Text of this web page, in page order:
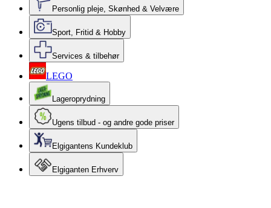
Personlig pleje, Skønhed & Velvære
Sport, Fritid & Hobby
Services & tilbehør
LEGO
Lageroprydning
Ugens tilbud - og andre gode priser
Elgigantens Kundeklub
Elgiganten Erhverv